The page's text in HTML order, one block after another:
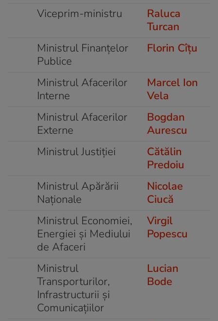
Viceprim-ministru
Raluca
Turcan
Ministrul Finanțelor
Publice
Florin Cîțu
Ministrul Afacerilor
Interne
Marcel Ion
Vela
Ministrul Afacerilor
Externe
Bogdan
Aurescu
Ministrul Justiției
Cătălin
Predoiu
Ministrul Apărării
Naționale
Nicolae
Ciucă
Ministrul Economiei,
Energiei și Mediului
de Afaceri
Virgil
Popescu
Ministrul
Transporturilor,
Infrastructurii și
Comunicațiilor
Lucian
Bode